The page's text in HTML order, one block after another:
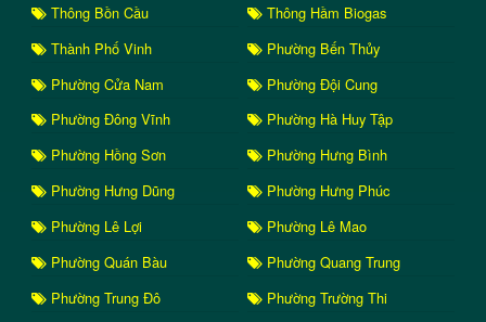
Thông Bồn Cầu
Thông Hầm Biogas
Thành Phố Vinh
Phường Bến Thủy
Phường Cửa Nam
Phường Đội Cung
Phường Đông Vĩnh
Phường Hà Huy Tập
Phường Hồng Sơn
Phường Hưng Bình
Phường Hưng Dũng
Phường Hưng Phúc
Phường Lê Lợi
Phường Lê Mao
Phường Quán Bàu
Phường Quang Trung
Phường Trung Đô
Phường Trường Thi